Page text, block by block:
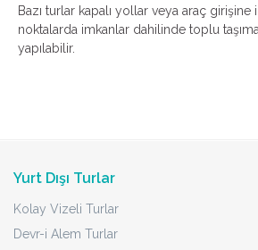
Bazı turlar kapalı yollar veya araç
noktalarda imkanlar dahilinde toplu
yapılabilir.
Yurt Dışı Turlar
Kolay Vizeli Turlar
Devr-i Alem Turlar